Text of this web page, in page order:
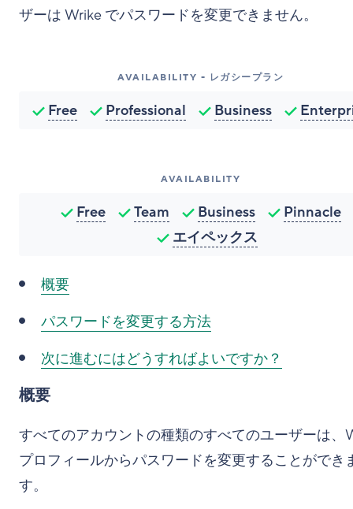
ザーは Wrike でパスワードを変更できません。
AVAILABILITY - レガシープラン
Free Professional Business
AVAILABILITY
Free Team Business
Pinnacle
エイペックス
概要
パスワードを変更する方法
次に進むにはどうすればよいですか？
概要
すべてのアカウントの種類のすべてのユーザーは、
プロフィールからパスワードを変更することができ
す。